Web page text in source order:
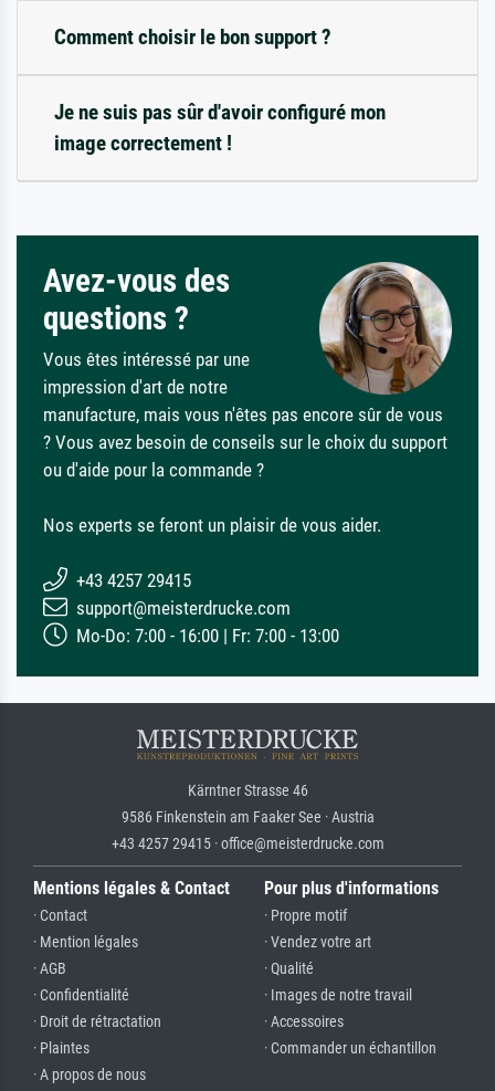
Comment choisir le bon support ?
Je ne suis pas sûr d'avoir configuré mon
image correctement !
Avez-vous des
questions ?
Vous êtes intéressé par une
impression d'art de notre
manufacture, mais vous n'êtes pas encore sûr de vous
? Vous avez besoin de conseils sur le choix du support
ou d'aide pour la commande ?
Nos experts se feront un plaisir de vous aider.
+43 4257 29415
support@meisterdrucke.com
Mo-Do: 7:00 - 16:00 | Fr: 7:00 - 13:00
Kärntner Strasse 46
9586 Finkenstein am Faaker See · Austria
+43 4257 29415 · office@meisterdrucke.com
Mentions légales & Contact
· Contact
· Mention légales
· AGB
· Confidentialité
· Droit de rétractation
· Plaintes
· A propos de nous
Pour plus d'informations
· Propre motif
· Vendez votre art
· Qualité
· Images de notre travail
· Accessoires
· Commander un échantillon